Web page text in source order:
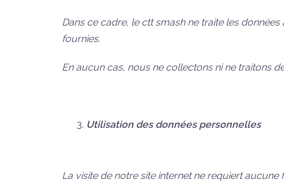
Dans ce cadre, le ctt smash ne traite les
fournies.
En aucun cas, nous ne collectons ni ne traitons
Utilisation des données personnelles
La visite de notre site internet ne requiert